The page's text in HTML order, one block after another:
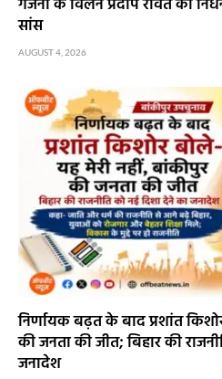
गजनी के विलेन प्रदीप रावत का
सांस
AUGUST 4, 2026
निर्णायक बढ़त के बाद प्रशांत
की जनता की जीत; बिहार की
जनादेश